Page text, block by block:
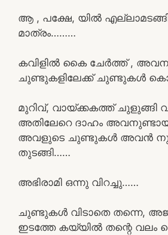
ആ , പക്ഷേ, യിൽ
മാത്രം………
കവിളിൽ കൈ ചേർത്ത് ,
ചുണ്ടുകളിലേക്ക് ചുണ്ടുകൾ
മുറിവ്, വായ്ക്കകത്ത്‌ ചുളുങ്ങി
അതിലേറെ ദാഹം
അവളുടെ ചുണ്ടുകൾ അവൻ
തുടങ്ങി……
അഭിരാമി ഒന്നു വിറച്ചു……
ചുണ്ടുകൾ വിടാതെ തന്നെ,
ഇടത്തേ കയ്യിൽ തന്റെ